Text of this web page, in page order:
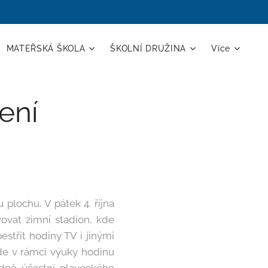
MATEŘSKÁ ŠKOLA ŠKOLNÍ DRUŽINA Více
V pátek 4. října
zimní stadion, kde
hodiny TV i jinými
v rámci výuky hodinu